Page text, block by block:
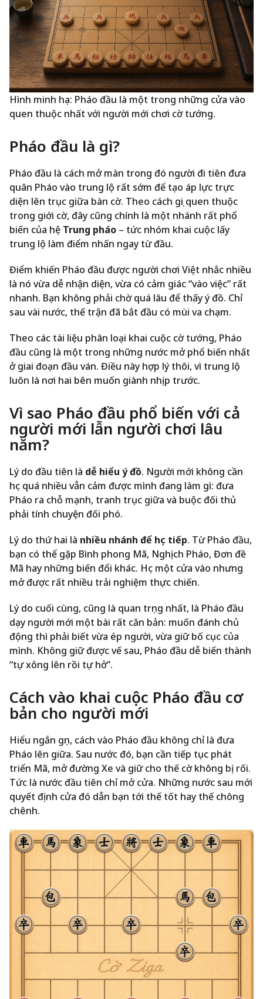
Hình minh họa: Pháo đầu là một trong những cửa vào
quen thuộc nhất với người mới chơi cờ tướng.
Pháo đầu là gì?
Pháo đầu là cách mở màn trong đó người đi tiên đưa
quân Pháo vào trung lộ rất sớm để tạo áp lực trực
diện lên trục giữa bàn cờ. Theo cách gọi quen thuộc
trong giới cờ, đây cũng chính là một nhánh rất phổ
biến của hệ Trung pháo – tức nhóm khai cuộc lấy
trung lộ làm điểm nhấn ngay từ đầu.
Điểm khiến Pháo đầu được người chơi Việt nhắc nhiều
là nó vừa dễ nhận diện, vừa có cảm giác “vào việc” rất
nhanh. Bạn không phải chờ quá lâu để thấy ý đồ. Chỉ
sau vài nước, thế trận đã bắt đầu có mùi va chạm.
Theo các tài liệu phân loại khai cuộc cờ tướng, Pháo
đầu cũng là một trong những nước mở phổ biến nhất
ở giai đoạn đầu ván. Điều này hợp lý thôi, vì trung lộ
luôn là nơi hai bên muốn giành nhịp trước.
Vì sao Pháo đầu phổ biến với cả
người mới lẫn người chơi lâu
năm?
Lý do đầu tiên là dễ hiểu ý đồ. Người mới không cần
học quá nhiều vẫn cảm được mình đang làm gì: đưa
Pháo ra chỗ mạnh, tranh trục giữa và buộc đối thủ
phải tính chuyện đối phó.
Lý do thứ hai là nhiều nhánh để học tiếp. Từ Pháo đầu,
bạn có thể gặp Bình phong Mã, Nghịch Pháo, Đơn đề
Mã hay những biến đổi khác. Học một cửa vào nhưng
mở được rất nhiều trải nghiệm thực chiến.
Lý do cuối cùng, cũng là quan trọng nhất, là Pháo đầu
dạy người mới một bài rất căn bản: muốn đánh chủ
động thì phải biết vừa ép người, vừa giữ bố cục của
mình. Không giữ được vế sau, Pháo đầu dễ biến thành
“tự xông lên rồi tự hở”.
Cách vào khai cuộc Pháo đầu cơ
bản cho người mới
Hiểu ngắn gọn, cách vào Pháo đầu không chỉ là đưa
Pháo lên giữa. Sau nước đó, bạn cần tiếp tục phát
triển Mã, mở đường Xe và giữ cho thế cờ không bị rối.
Tức là nước đầu tiên chỉ mở cửa. Những nước sau mới
quyết định cửa đó dẫn bạn tới thế tốt hay thế chông
chênh.